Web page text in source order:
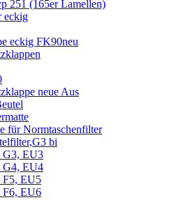
251 (165er Lamellen)
eckig
eckig FK90neu
neue Aus
für Normtaschenfilter
bi
G3, EU3
G4, EU4
F5, EU5
F6, EU6